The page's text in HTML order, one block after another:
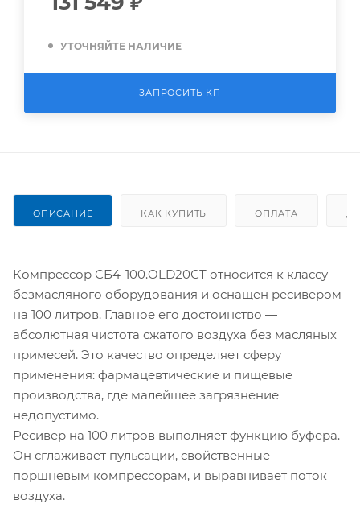
УТОЧНЯЙТЕ НАЛИЧИЕ
ЗАПРОСИТЬ КП
ОПИСАНИЕ КАК КУПИТЬ ОПЛАТА
Компрессор СБ4-100.OLD20СТ относится к классу
безмасляного оборудования и оснащен ресивером
на 100 литров. Главное его достоинство —
абсолютная чистота сжатого воздуха без масляных
примесей. Это качество определяет сферу
применения: фармацевтические и пищевые
производства, где малейшее загрязнение
недопустимо.
Ресивер на 100 литров выполняет функцию буфера.
Он сглаживает пульсации, свойственные
поршневым компрессорам, и выравнивает поток
воздуха.